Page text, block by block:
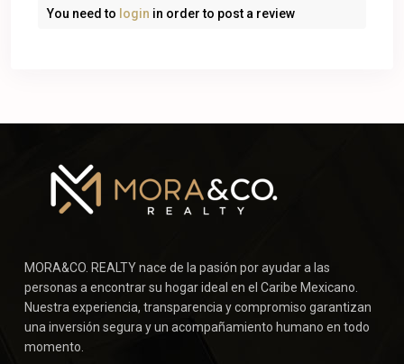
You need to login in order to post a review
MORA&CO. REALTY nace de la pasión por ayudar a las
personas a encontrar su hogar ideal en el Caribe Mexicano.
Nuestra experiencia, transparencia y compromiso garantizan
una inversión segura y un acompañamiento humano en todo
momento.